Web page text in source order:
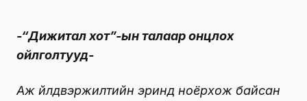
-“Дижитал хот”-ын талаар онцлох
ойлголтууд-
Аж үйлдвэржилтийн эринд ноёрхож байсан